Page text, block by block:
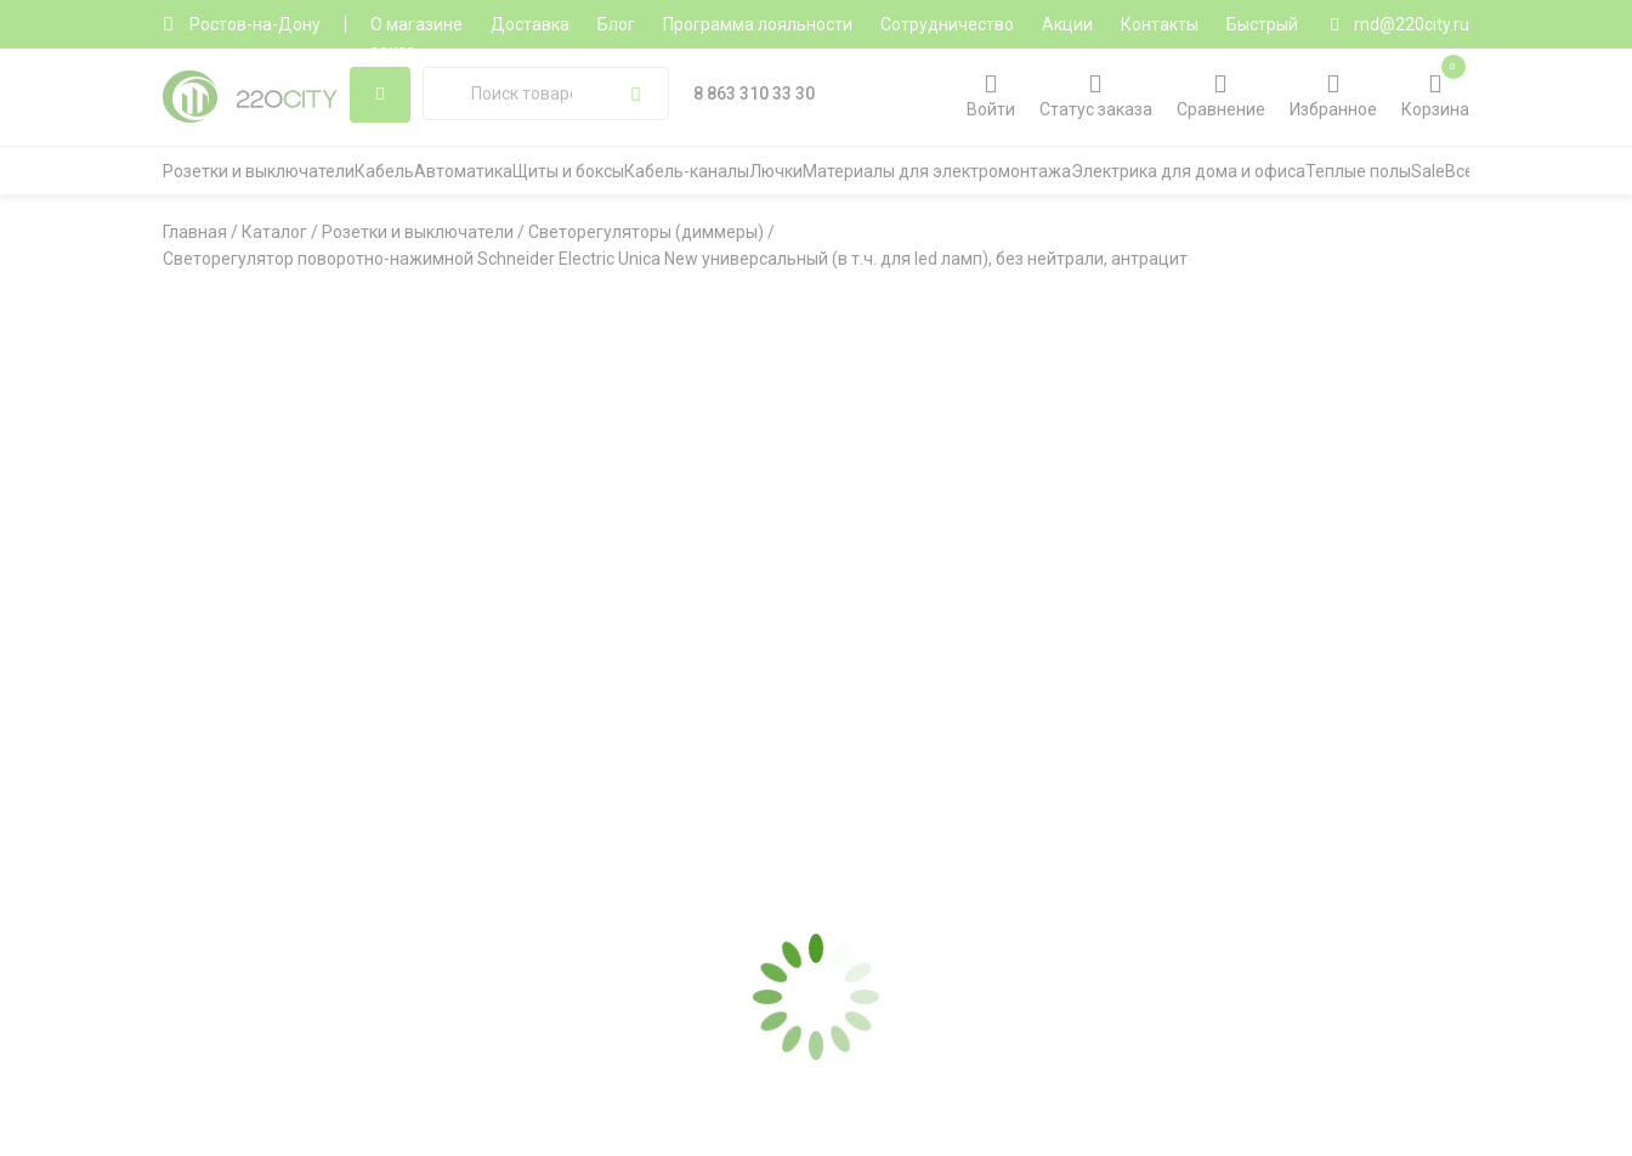
Ростов-на-Дону О магазине Доставка Блог Программа лояльности Сотрудничество Акции Контакты
Быстрый
заказ
rnd@220city.ru
8 863 310 33 30
Войти
Статус заказа Сравнение Избранное Корзина
0
Розетки и выключателиКабельАвтоматика Щиты и боксыКабель-каналыЛючкиМатериалы для электромонтажаЭлектрика для дома и офисаТеплые полыSaleВсе категории
Главная / Каталог / Розетки и выключатели / Светорегуляторы (диммеры) /
Светорегулятор поворотно-нажимной Schneider Electric Unica New универсальный (в т.ч. для led ламп), без нейтрали, антрацит